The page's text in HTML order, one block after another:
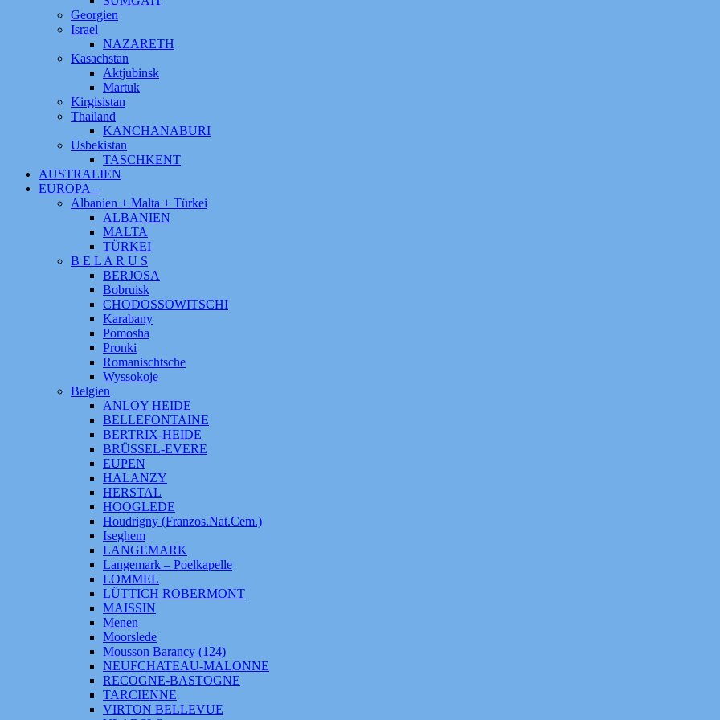
Georgien
Israel
NAZARETH
Kasachstan
Aktjubinsk
Martuk
Kirgisistan
Thailand
KANCHANABURI
Usbekistan
TASCHKENT
AUSTRALIEN
EUROPA –
Albanien + Malta + Türkei
ALBANIEN
MALTA
TÜRKEI
B E L A R U S
BERJOSA
Bobruisk
CHODOSSOWITSCHI
Karabany
Pomosha
Pronki
Romanischtsche
Wyssokoje
Belgien
ANLOY HEIDE
BELLEFONTAINE
BERTRIX-HEIDE
BRÜSSEL-EVERE
EUPEN
HALANZY
HERSTAL
HOOGLEDE
Houdrigny (Franzos.Nat.Cem.)
Iseghem
LANGEMARK
Langemark – Poelkapelle
LOMMEL
LÜTTICH ROBERMONT
MAISSIN
Menen
Moorslede
Mousson Barancy (124)
NEUFCHATEAU-MALONNE
RECOGNE-BASTOGNE
TARCIENNE
VIRTON BELLEVUE